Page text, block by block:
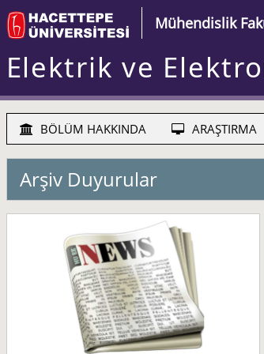
Mühendislik
Elektrik ve
BÖLÜM HAKKINDA ARAŞTIRMA
Arşiv Duyurular